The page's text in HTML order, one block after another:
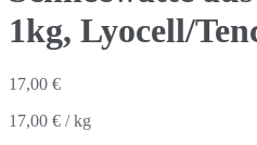
1kg, Lyocell/
17,00 €
17,00 € /kg